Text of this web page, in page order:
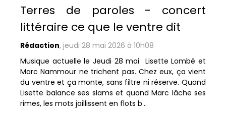
Terres de paroles - concert
littéraire ce que le ventre dit
Rédaction, jeudi 28 mai 2026 à 10h08
Musique actuelle le Jeudi 28 mai Lisette Lombé et
Marc Nammour ne trichent pas. Chez eux, ça vient
du ventre et ça monte, sans filtre ni réserve. Quand
Lisette balance ses slams et quand Marc lâche ses
rimes, les mots jaillissent en flots b...